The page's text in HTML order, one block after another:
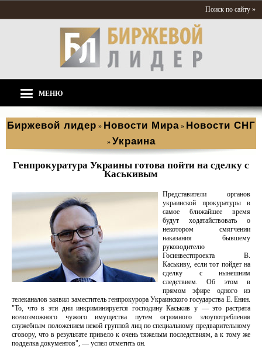
Поиск по сайту »
МЕНЮ
Биржевой лидер » Новости Мира » Новости СНГ
» Украина
Генпрокуратура Украины готова пойти на сделку с
Каськивым
Представители органов
украинской прокуратуры в
самое ближайшее время
будут ходатайствовать о
некотором смягчении
наказания бывшему
руководителю
Госинвестпроекта В.
Каськиву, если тот пойдет на
сделку с нынешним
следствием. Об этом в
прямом эфире одного из
телеканалов заявил заместитель генпрокурора Украинского государства Е. Енин.
"То, что в эти дни инкриминируется господину Каськив у — это растрата
всевозможного чужого имущества путем огромного злоупотребления
служебным положением некой группой лиц по специальному предварительному
сговору, что в результате привело к очень тяжелым последствиям, а к тому же
подделка документов", — успел отметить он.